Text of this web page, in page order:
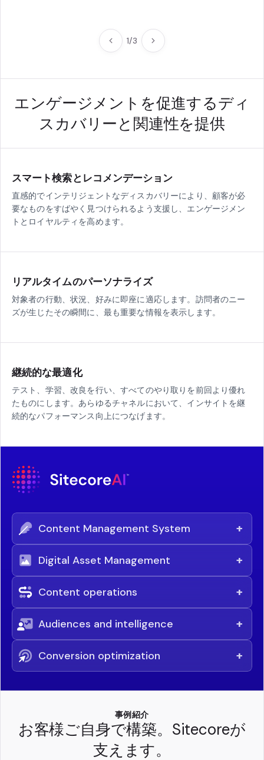
1/3
エンゲージメントを促進するディ
スカバリーと関連性を提供
スマート検索とレコメンデーション
直感的でインテリジェントなディスカバリーにより、顧客が必
要なものをすばやく見つけられるよう支援し、エンゲージメン
トとロイヤルティを高めます。
リアルタイムのパーソナライズ
対象者の行動、状況、好みに即座に適応します。訪問者のニー
ズが生じたその瞬間に、最も重要な情報を表示します。
継続的な最適化
テスト、学習、改良を行い、すべてのやり取りを前回より優れ
たものにします。あらゆるチャネルにおいて、インサイトを継
続的なパフォーマンス向上につなげます。
Content Management System +
Digital Asset Management +
Content operations +
Audiences and intelligence +
Conversion optimization +
事例紹介
お客様ご自身で構築。Sitecoreが
支えます。